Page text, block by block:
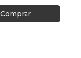
Comprar